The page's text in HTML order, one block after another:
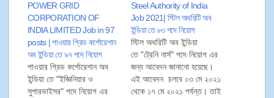
POWER GRID
CORPORATION OF
INDIA LIMITED Job in 97
posts | পাওয়ার গ্রিড কর্পোরেশান
অব ইন্ডিয়া তে ৯৭ পদে নিয়োগ
পাওয়ার গ্রিড কর্পোরেশান অব
ইন্ডিয়া তে "ইজ্ঞিনিয়ার ও
সুপারভাইসর" পদে নিয়োগ এর
Steel Authority of India
Job 2021| স্টিল অথরিটি অব
ইন্ডিয়া তে ৮৩ পদে নিয়োগ
স্টিল অথরিটি অব ইন্ডিয়া
তে "ট্রেনি নার্স" পদে নিয়োগ এর
জন্য আবেদন জানানো হয়েছে।
এই আবেদন চলবে ০৩ মে ২০২১
থেকে ১৭ মে ২০২১ পর্যন্ত। তাই